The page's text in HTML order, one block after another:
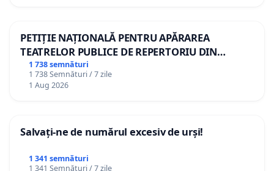
PETIȚIE NAȚIONALĂ PENTRU APĂRAREA
TEATRELOR PUBLICE DE REPERTORIU DIN
ROMÂNIA
1 738 semnături
1 738 Semnături / 7 zile
1 Aug 2026
Salvați-ne de numărul excesiv de urși!
1 341 semnături
1 341 Semnături / 7 zile